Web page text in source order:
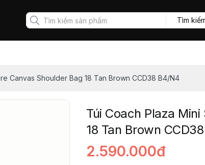
Tìm
Canvas Shoulder Bag 18 Tan Brown CCD38 B4/N4
Túi Coach Plaza
18 Tan Brown
2.590.000đ